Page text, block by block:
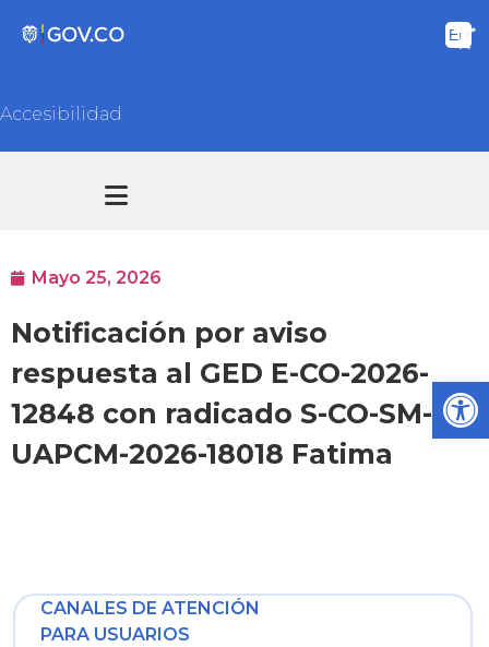
Accesibilidad
Mayo 25, 2026
Notificación por aviso
respuesta al GED E-CO-2026-
12848 con radicado S-CO-SM-
UAPCM-2026-18018 Fatima
CANALES DE ATENCIÓN
PARA USUARIOS